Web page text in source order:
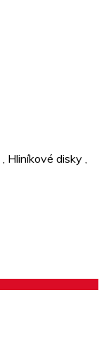
, Hliníkové disky ,